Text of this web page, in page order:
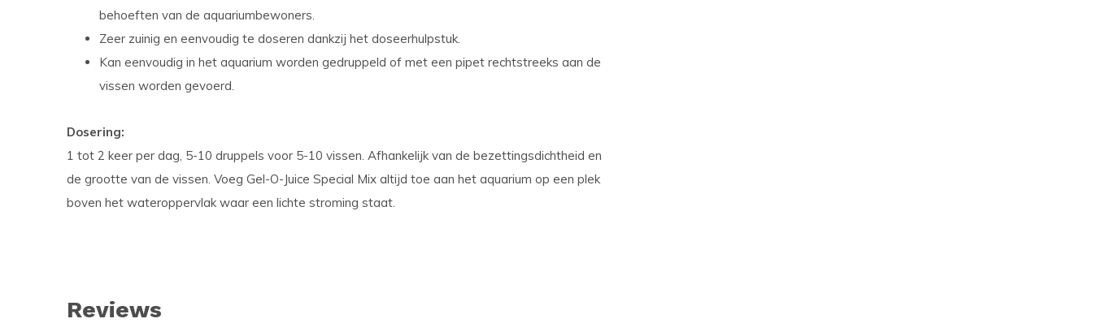
behoeften van de aquariumbewoners.
Zeer zuinig en eenvoudig te doseren dankzij het doseerhulpstuk.
Kan eenvoudig in het aquarium worden gedruppeld of met een pipet rechtstreeks aan de
vissen worden gevoerd.
Dosering:
1 tot 2 keer per dag, 5-10 druppels voor 5-10 vissen. Afhankelijk van de bezettingsdichtheid en
de grootte van de vissen. Voeg Gel-O-Juice Special Mix altijd toe aan het aquarium op een plek
boven het wateroppervlak waar een lichte stroming staat.
Reviews